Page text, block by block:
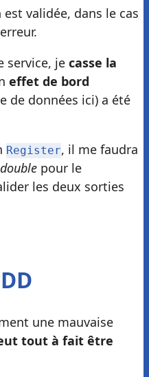
validée, dans le cas
service, je casse la
effet de bord
de données ici) a été
Register, il me faudra
pour le
les deux sorties
une mauvaise
tout à fait être